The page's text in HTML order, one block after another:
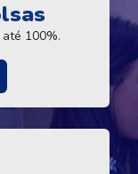
100%.